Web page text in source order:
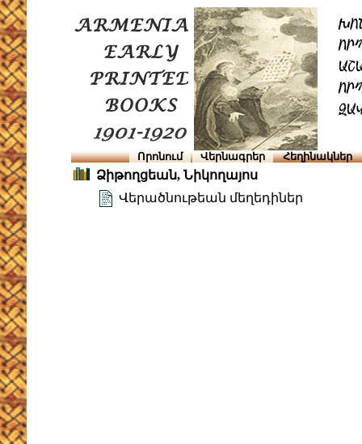
Որոնում Վերնագրեր Հեղինակներ
Ձիթողցեան, Նիկողայոս
Վերածնութեան մեղեդիներ